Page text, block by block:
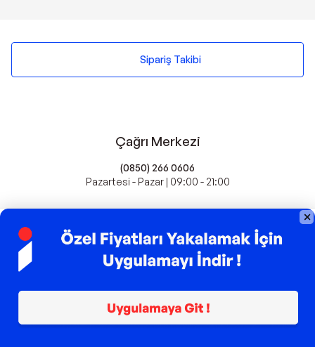
Popüler Markalar
Farmasi
Xiaomi
Lavazza
Fashcolle
Pro Plan
Sipariş Takibi
Çağrı Merkezi
(0850) 266 0606
Pazartesi - Pazar | 09:00 - 21:00